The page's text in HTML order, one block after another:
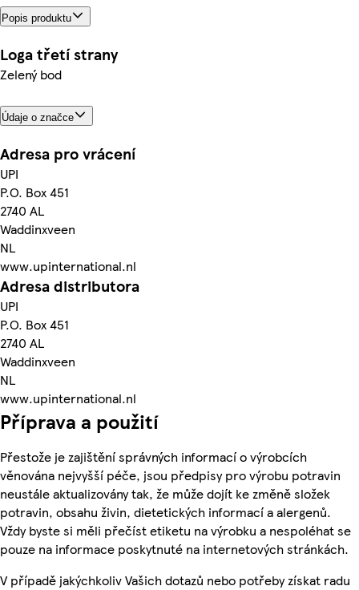
Popis produktu
Loga třetí strany
Zelený bod
Údaje o značce
Adresa pro vrácení
UPI
P.O. Box 451
2740 AL
Waddinxveen
NL
www.upinternational.nl
Adresa distributora
UPI
P.O. Box 451
2740 AL
Waddinxveen
NL
www.upinternational.nl
Příprava a použití
Přestože je zajištění správných informací o výrobcích
věnována nejvyšší péče, jsou předpisy pro výrobu potravin
neustále aktualizovány tak, že může dojít ke změně složek
potravin, obsahu živin, dietetických informací a alergenů.
Vždy byste si měli přečíst etiketu na výrobku a nespoléhat se
pouze na informace poskytnuté na internetových stránkách.
V případě jakýchkoliv Vašich dotazů nebo potřeby získat radu